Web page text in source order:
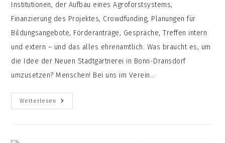
Institutionen, der Aufbau eines Agroforstsystems,
Finanzierung des Projektes, Crowdfunding, Planungen für
Bildungsangebote, Förderanträge, Gespräche, Treffen intern
und extern – und das alles ehrenamtlich. Was braucht es, um
die Idee der Neuen Stadtgärtnerei in Bonn-Dransdorf
umzusetzen? Menschen! Bei uns im Verein…
Weiterlesen
Hallo
Menschen